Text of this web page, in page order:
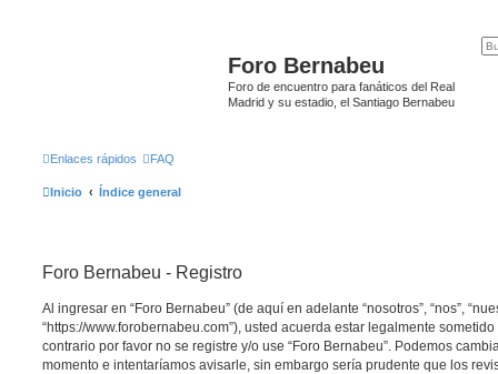
Foro Bernabeu
Foro de encuentro para fanáticos del Real
Madrid y su estadio, el Santiago Bernabeu
Enlaces rápidos FAQ
Inicio Índice general
Foro Bernabeu - Registro
Al ingresar en “Foro Bernabeu” (de aquí en adelante “nosotros”, “nos”,
“https://www.forobernabeu.com”), usted acuerda estar legalmente
contrario por favor no se registre y/o use “Foro Bernabeu”. Podemos
momento e intentaríamos avisarle, sin embargo sería prudente que los